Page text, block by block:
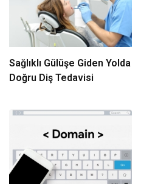
Sağlıklı Gülüşe Giden Yolda
Doğru Diş Tedavisi